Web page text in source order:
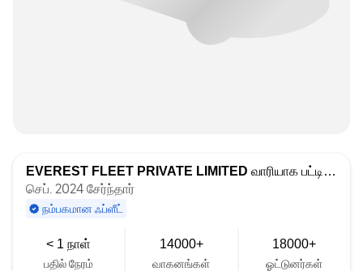
EVEREST FLEET PRIVATE LIMITED வாரியாக பட்டியலிடப்பட்டது
செப். 2024 சேர்ந்தார்
நம்பகமான ஃப்ளீட்
< 1 நாள்
பதில் நேரம்
14000+
வாகனங்கள்
18000+
ஓட்டுனர்கள்